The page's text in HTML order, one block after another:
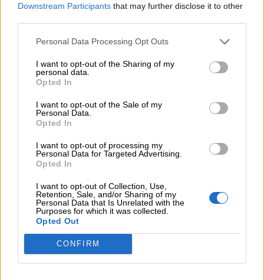
Downstream Participants that may further disclose it to other
Personal Data Processing Opt Outs
I want to opt-out of the Sharing of my
personal data.
Opted In
I want to opt-out of the Sale of my
Personal Data.
Opted In
I want to opt-out of processing my
Personal Data for Targeted Advertising.
Opted In
I want to opt-out of Collection, Use,
Retention, Sale, and/or Sharing of my
Personal Data that Is Unrelated with the
Purposes for which it was collected.
Opted Out
CONFIRM
Η γαλλική «ψήφος» στο «καλώδιο» και τα συμφέροντα, οι
ελληνικές τράπεζες «πρωταθλήτριες» στα δάνεια, νέο deal
Βαρδινογιάννη- Εξάρχου και ο διπλασιασμός των κερδών της
05.08.2026 - 13:37
μπορεί να έχουμε θεραπεία που αναστέλλει την εξέλιξη του
Πάρκινσον»
05.08.2026 - 12:33
Ε.Ε και παράνομη μετανάστευση: προτάσεις και δράσεις με
παρονομαστή το κοινό συμφέρον
05.08.2026 - 12:11
Αντώνης Βουκλαρής - «ΕΡΡΙΚΟΣ ΝΤΥΝΑΝ»